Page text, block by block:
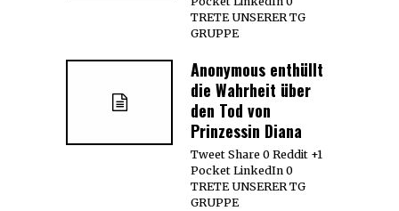
TRETE UNSERER TG
GRUPPE
Anonymous enthüllt
die Wahrheit über
den Tod von
Prinzessin Diana
Tweet Share 0 Reddit +1
Pocket LinkedIn 0
TRETE UNSERER TG
GRUPPE